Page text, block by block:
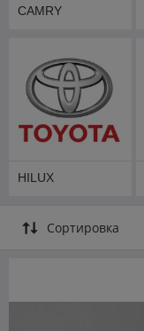
CAMRY
HILUX
Сортировка